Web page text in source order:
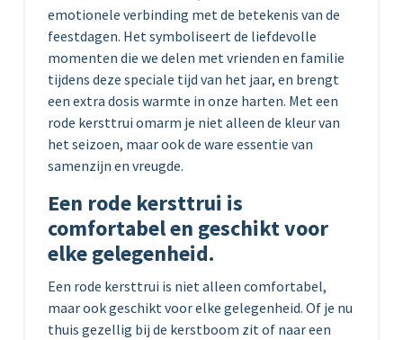
emotionele verbinding met de betekenis van de
feestdagen. Het symboliseert de liefdevolle
momenten die we delen met vrienden en familie
tijdens deze speciale tijd van het jaar, en brengt
een extra dosis warmte in onze harten. Met een
rode kersttrui omarm je niet alleen de kleur van
het seizoen, maar ook de ware essentie van
samenzijn en vreugde.
Een rode kersttrui is
comfortabel en geschikt voor
elke gelegenheid.
Een rode kersttrui is niet alleen comfortabel,
maar ook geschikt voor elke gelegenheid. Of je nu
thuis gezellig bij de kerstboom zit of naar een